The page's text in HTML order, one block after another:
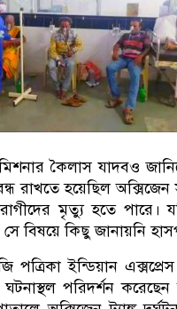
কৈলাস যাদবও
রাখতে হয়েছিল
মৃত্যু হতে পারে।
বিষয়ে কিছু জানায়নি
ইন্ডিয়ান এক্সপ্রেস
পরিদর্শন করেছেন